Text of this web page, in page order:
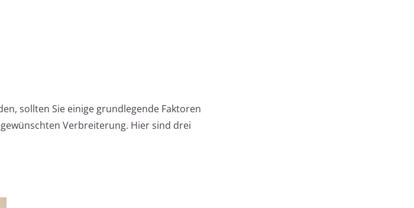
sollten Sie einige grundlegende Faktoren
Verbreiterung. Hier sind drei